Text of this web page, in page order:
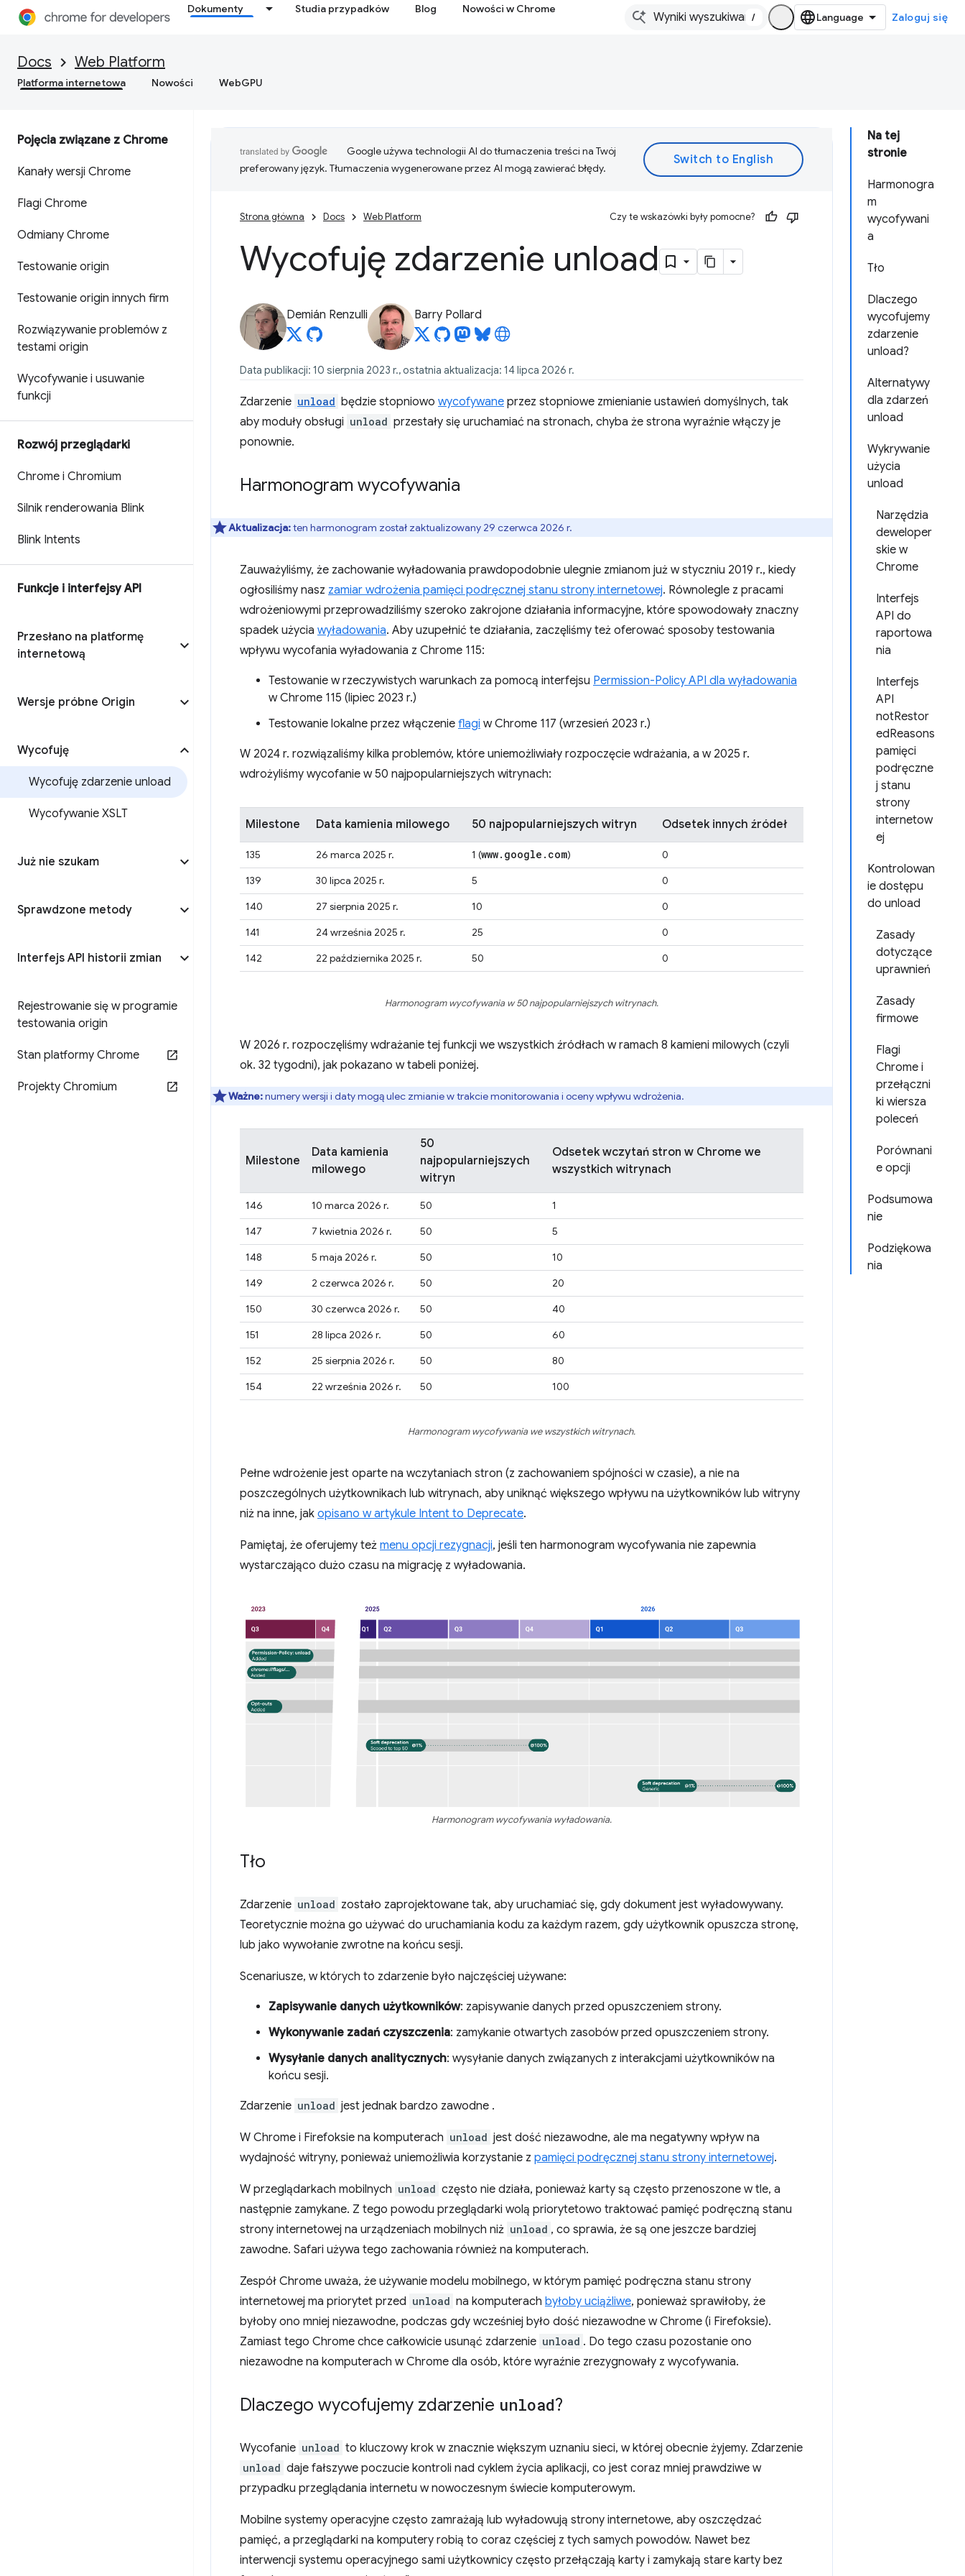
Dokumenty Studia przypadków Blog Nowości w Chrome
/ Zaloguj się
Docs Web Platform
Platforma internetowa Nowości WebGPU
Pojęcia związane z Chrome
Kanały wersji Chrome
Flagi Chrome
Odmiany Chrome
Testowanie origin
Testowanie origin innych firm
Rozwiązywanie problemów z
testami origin
Wycofywanie i usuwanie
funkcji
Rozwój przeglądarki
Chrome i Chromium
Silnik renderowania Blink
Blink Intents
Funkcje i interfejsy API
Przesłano na platformę
internetową
Wersje próbne Origin
Wycofuję
Wycofuję zdarzenie unload
Wycofywanie XSLT
Już nie szukam
Sprawdzone metody
Interfejs API historii zmian
Rejestrowanie się w programie
testowania origin
Stan platformy Chrome
Projekty Chromium
Na tej
stronie
Harmonogra
m
wycofywani
a
Tło
Dlaczego
wycofujemy
zdarzenie
unload?
Alternatywy
dla zdarzeń
unload
Wykrywanie
użycia
unload
Narzędzia
deweloper
skie w
Chrome
Interfejs
API do
raportowa
nia
Interfejs
API
notRestor
edReasons
pamięci
podręczne
j stanu
strony
internetow
ej
Kontrolowan
ie dostępu
do unload
Zasady
dotyczące
uprawnień
Zasady
firmowe
Flagi
Chrome i
przełączni
ki wiersza
poleceń
Porównani
e opcji
Podsumowa
nie
Podziękowa
nia
Google używa technologii AI do tłumaczenia treści na Twój
preferowany język. Tłumaczenia wygenerowane przez AI mogą zawierać błędy.
Strona główna Docs Web Platform Czy te wskazówki były pomocne?
Wycofuję zdarzenie unload
Demián Renzulli Barry Pollard
Data publikacji: 10 sierpnia 2023 r., ostatnia aktualizacja: 14 lipca 2026 r.
Zdarzenie unload będzie stopniowo wycofywane przez stopniowe zmienianie ustawień domyślnych, tak
aby moduły obsługi unload przestały się uruchamiać na stronach, chyba że strona wyraźnie włączy je
ponownie.
Harmonogram wycofywania
Aktualizacja:ten harmonogram został zaktualizowany 29 czerwca 2026 r.
Zauważyliśmy, że zachowanie wyładowania prawdopodobnie ulegnie zmianom już w styczniu 2019 r., kiedy
ogłosiliśmy nasz zamiar wdrożenia pamięci podręcznej stanu strony internetowej. Równolegle z pracami
wdrożeniowymi przeprowadziliśmy szeroko zakrojone działania informacyjne, które spowodowały znaczny
spadek użycia wyładowania. Aby uzupełnić te działania, zaczęliśmy też oferować sposoby testowania
wpływu wycofania wyładowania z Chrome 115:
Testowanie w rzeczywistych warunkach za pomocą interfejsu Permission-Policy API dla wyładowania
w Chrome 115 (lipiec 2023 r.)
Testowanie lokalne przez włączenie flagi w Chrome 117 (wrzesień 2023 r.)
W 2024 r. rozwiązaliśmy kilka problemów, które uniemożliwiały rozpoczęcie wdrażania, a w 2025 r.
wdrożyliśmy wycofanie w 50 najpopularniejszych witrynach:
Milestone Data kamienia milowego 50 najpopularniejszych witryn Odsetek innych źródeł
135 26 marca 2025 r. 1 (www. google . com)
0
139
30 lipca 2025 r. 5
0
140
27 sierpnia 2025 r. 10
0
141
24 września 2025 r. 25
0
142
22 października 2025 r. 50 0
Harmonogram wycofywania w 50 najpopularniejszych witrynach.
W 2026 r. rozpoczęliśmy wdrażanie tej funkcji we wszystkich źródłach w ramach 8 kamieni milowych (czyli
ok. 32 tygodni), jak pokazano w tabeli poniżej.
Ważne:numery wersji i daty mogą ulec zmianie w trakcie monitorowania i oceny wpływu wdrożenia.
Milestone
Data kamienia
milowego
50
najpopularniejszych
witryn
Odsetek wczytań stron w Chrome we
wszystkich witrynach
146 10 marca 2026 r. 50
1
147
7 kwietnia 2026 r. 50
5
148
5 maja 2026 r. 50
10
149
2 czerwca 2026 r. 50
20
150
30 czerwca 2026 r. 50
40
151
28 lipca 2026 r. 50
60
152
25 sierpnia 2026 r. 50
80
154
22 września 2026 r. 50 100
Harmonogram wycofywania we wszystkich witrynach.
Pełne wdrożenie jest oparte na wczytaniach stron (z zachowaniem spójności w czasie), a nie na
poszczególnych użytkownikach lub witrynach, aby uniknąć większego wpływu na użytkowników lub witryny
niż na inne, jak opisano w artykule Intent to Deprecate.
Pamiętaj, że oferujemy też menu opcji rezygnacji, jeśli ten harmonogram wycofywania nie zapewnia
wystarczająco dużo czasu na migrację z wyładowania.
Harmonogram wycofywania wyładowania.
Tło
Zdarzenie unload zostało zaprojektowane tak, aby uruchamiać się, gdy dokument jest wyładowywany.
Teoretycznie można go używać do uruchamiania kodu za każdym razem, gdy użytkownik opuszcza stronę,
lub jako wywołanie zwrotne na końcu sesji.
Scenariusze, w których to zdarzenie było najczęściej używane:
Zapisywanie danych użytkowników: zapisywanie danych przed opuszczeniem strony.
Wykonywanie zadań czyszczenia: zamykanie otwartych zasobów przed opuszczeniem strony.
Wysyłanie danych analitycznych: wysyłanie danych związanych z interakcjami użytkowników na
końcu sesji.
Zdarzenie unload jest jednak bardzo zawodne .
W Chrome i Firefoksie na komputerach unload jest dość niezawodne, ale ma negatywny wpływ na
wydajność witryny, ponieważ uniemożliwia korzystanie z pamięci podręcznej stanu strony internetowej.
W przeglądarkach mobilnych unload często nie działa, ponieważ karty są często przenoszone w tle, a
następnie zamykane. Z tego powodu przeglądarki wolą priorytetowo traktować pamięć podręczną stanu
strony internetowej na urządzeniach mobilnych niż unload , co sprawia, że są one jeszcze bardziej
zawodne. Safari używa tego zachowania również na komputerach.
Zespół Chrome uważa, że używanie modelu mobilnego, w którym pamięć podręczna stanu strony
internetowej ma priorytet przed unload na komputerach byłoby uciążliwe, ponieważ sprawiłoby, że
byłoby ono mniej niezawodne, podczas gdy wcześniej było dość niezawodne w Chrome (i Firefoksie).
Zamiast tego Chrome chce całkowicie usunąć zdarzenie unload . Do tego czasu pozostanie ono
niezawodne na komputerach w Chrome dla osób, które wyraźnie zrezygnowały z wycofywania.
Dlaczego wycofujemy zdarzenie unload?
Wycofanie unload to kluczowy krok w znacznie większym uznaniu sieci, w której obecnie żyjemy. Zdarzenie
unload daje fałszywe poczucie kontroli nad cyklem życia aplikacji, co jest coraz mniej prawdziwe w
przypadku przeglądania internetu w nowoczesnym świecie komputerowym.
Mobilne systemy operacyjne często zamrażają lub wyładowują strony internetowe, aby oszczędzać
pamięć, a przeglądarki na komputery robią to coraz częściej z tych samych powodów. Nawet bez
interwencji systemu operacyjnego sami użytkownicy często przełączają karty i zamykają stare karty bez